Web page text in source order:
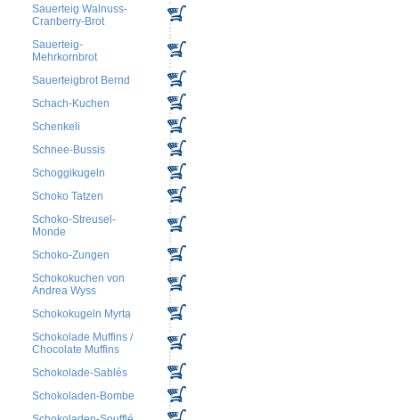
Sauerteig Walnuss-
Cranberry-Brot
Sauerteig-
Mehrkornbrot
Sauerteigbrot Bernd
Schach-Kuchen
Schenkeli
Schnee-Bussis
Schoggikugeln
Schoko Tatzen
Schoko-Streusel-
Monde
Schoko-Zungen
Schokokuchen von
Andrea Wyss
Schokokugeln Myrta
Schokolade Muffins /
Chocolate Muffins
Schokolade-Sablés
Schokoladen-Bombe